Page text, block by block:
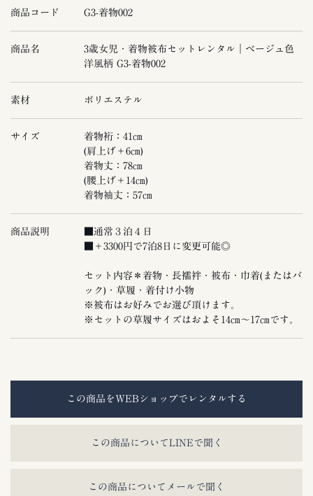
商品コード G3-着物002
商品名
3歳女児・着物被布セットレンタル｜ベージュ色
洋風柄 G3-着物002
素材 ポリエステル
サイズ
着物裄：41㎝
(肩上げ＋6㎝)
着物丈：78㎝
(腰上げ＋14㎝)
着物袖丈：57㎝
商品説明
■通常３泊４日
■＋3300円で7泊8日に変更可能◎
セット内容＊着物・長襦袢・被布・巾着(またはバ
ック)・草履・着付け小物
※被布はお好みでお選び頂けます。
※セットの草履サイズはおよそ14㎝〜17㎝です。
この商品をWEBショップでレンタルする
この商品についてLINEで聞く
この商品についてメールで聞く